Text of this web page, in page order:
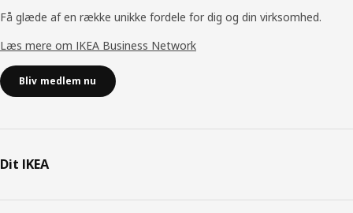
Få glæde af en række unikke fordele for dig og din virksomhed.
Læs mere om IKEA Business Network
Bliv medlem nu
Dit IKEA